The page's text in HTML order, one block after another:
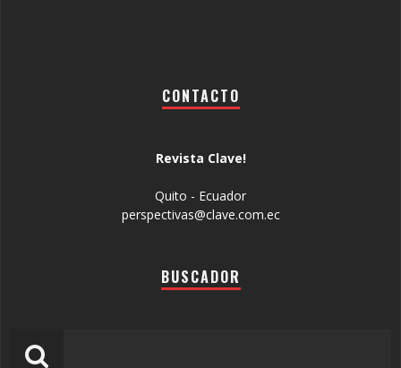
CONTACTO
Revista Clave!
Quito - Ecuador
perspectivas@clave.com.ec
BUSCADOR